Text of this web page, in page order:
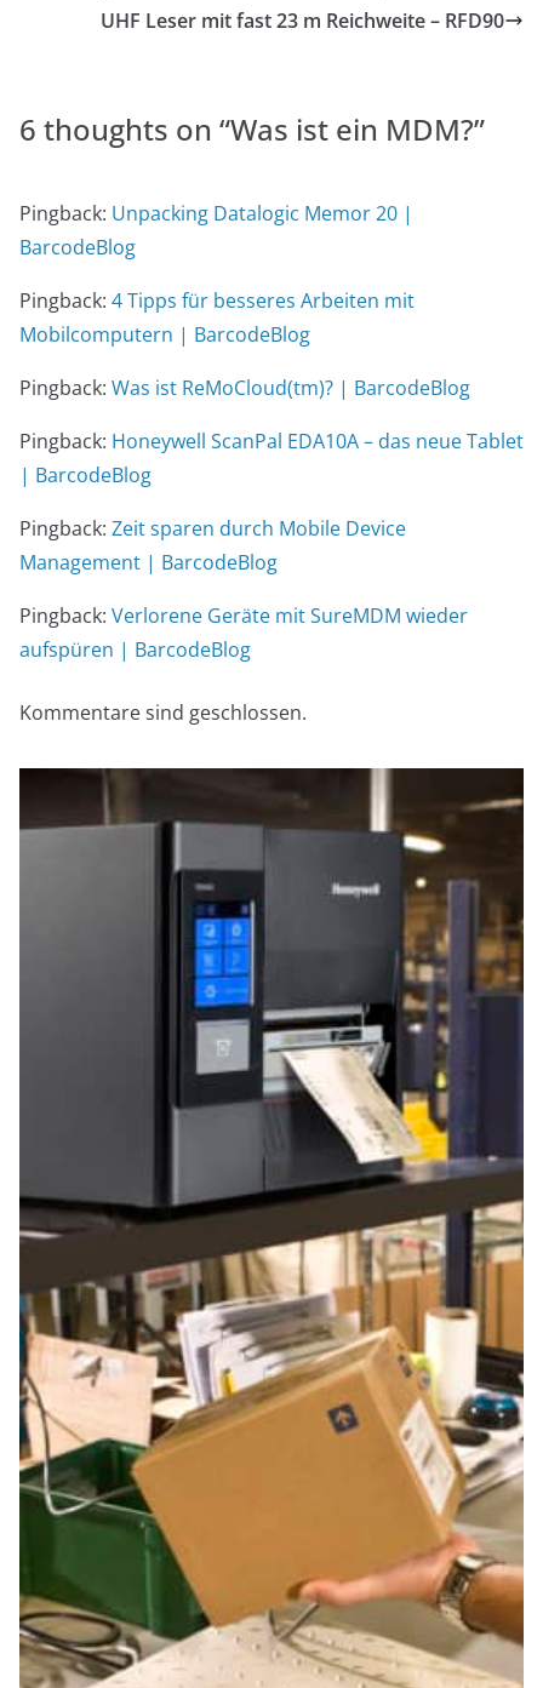
UHF Leser mit fast 23 m Reichweite – RFD90
6 thoughts on “Was ist ein MDM?”
Pingback: Unpacking Datalogic Memor 20 |
BarcodeBlog
Pingback: 4 Tipps für besseres Arbeiten mit
Mobilcomputern | BarcodeBlog
Pingback: Was ist ReMoCloud(tm)? | BarcodeBlog
Pingback: Honeywell ScanPal EDA10A – das neue Tablet
| BarcodeBlog
Pingback: Zeit sparen durch Mobile Device
Management | BarcodeBlog
Pingback: Verlorene Geräte mit SureMDM wieder
aufspüren | BarcodeBlog
Kommentare sind geschlossen.